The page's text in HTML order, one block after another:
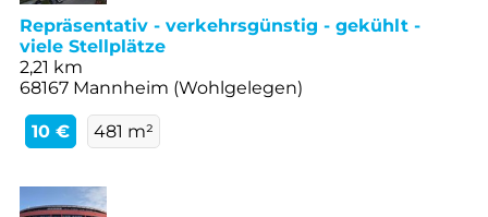
Repräsentativ - verkehrsgünstig - gekühlt -
viele Stellplätze
2,21 km
68167 Mannheim (Wohlgelegen)
10 € 481 m²